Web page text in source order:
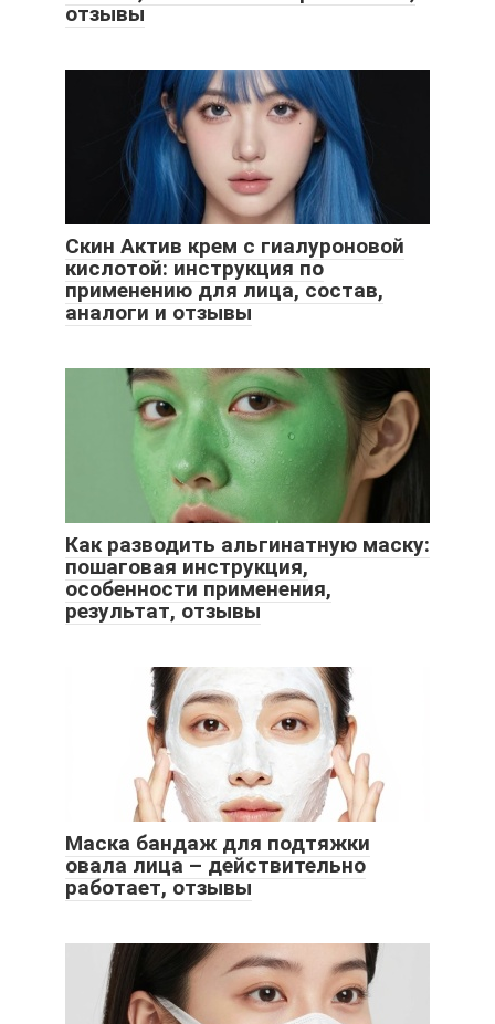
отзывы
Скин Актив крем с гиалуроновой
кислотой: инструкция по
применению для лица, состав,
аналоги и отзывы
Как разводить альгинатную маску:
пошаговая инструкция,
особенности применения,
результат, отзывы
Маска бандаж для подтяжки
овала лица – действительно
работает, отзывы